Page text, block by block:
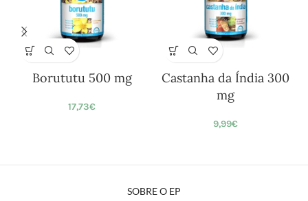
Borututu 500 mg
17,73€
Castanha da Índia 300
mg
9,99€
SOBRE O EP